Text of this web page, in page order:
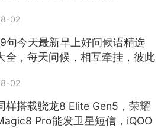
领取礼品的短信，一眼都别
但依旧有人上当：
用户，免费领取手机
洗衣机，点击领取
过期作废
02
句今天最新早上好问候语精选
全，每天问候，相互牵挂，彼此
02
样搭载骁龙8 Elite Gen5，荣耀
Pro能发卫星短信，iQOO